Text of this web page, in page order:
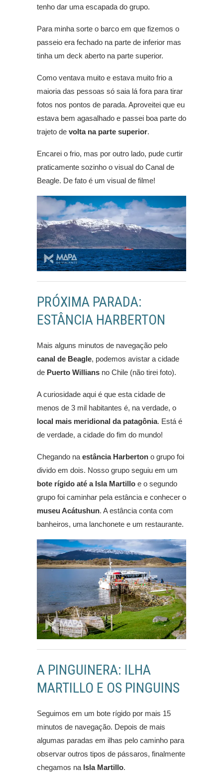
tenho dar uma escapada do grupo.
Para minha sorte o barco em que fizemos o
passeio era fechado na parte de inferior mas
tinha um deck aberto na parte superior.
Como ventava muito e estava muito frio a
maioria das pessoas só saia lá fora para tirar
fotos nos pontos de parada. Aproveitei que eu
estava bem agasalhado e passei boa parte do
trajeto de volta na parte superior.
Encarei o frio, mas por outro lado, pude curtir
praticamente sozinho o visual do Canal de
Beagle. De fato é um visual de filme!
PRÓXIMA PARADA:
ESTÂNCIA HARBERTON
Mais alguns minutos de navegação pelo
canal de Beagle, podemos avistar a cidade
de Puerto Willians no Chile (não tirei foto).
A curiosidade aqui é que esta cidade de
menos de 3 mil habitantes é, na verdade, o
local mais meridional da patagônia. Está é
de verdade, a cidade do fim do mundo!
Chegando na estância Harberton o grupo foi
divido em dois. Nosso grupo seguiu em um
bote rígido até a Isla Martillo e o segundo
grupo foi caminhar pela estância e conhecer o
museu Acátushun. A estância conta com
banheiros, uma lanchonete e um restaurante.
A PINGUINERA: ILHA
MARTILLO E OS PINGUINS
Seguimos em um bote rígido por mais 15
minutos de navegação. Depois de mais
algumas paradas em ilhas pelo caminho para
observar outros tipos de pássaros, finalmente
chegamos na Isla Martillo.